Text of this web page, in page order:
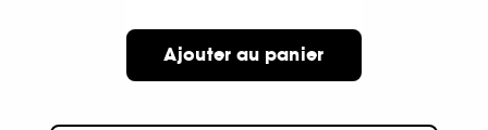
Ajouter au panier